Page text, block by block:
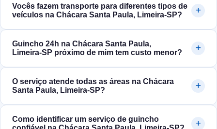
Vocês fazem transporte para diferentes tipos de
veículos na Chácara Santa Paula, Limeira‑SP?
Guincho 24h na Chácara Santa Paula,
Limeira‑SP próximo de mim tem custo menor?
O serviço atende todas as áreas na Chácara
Santa Paula, Limeira‑SP?
Como identificar um serviço de guincho